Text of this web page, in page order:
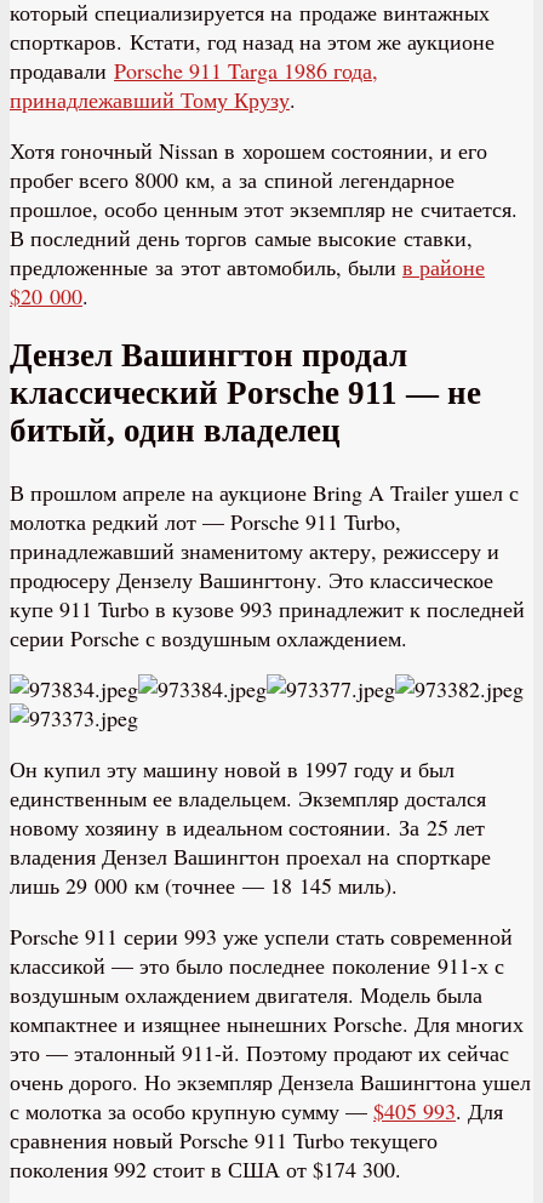
который специализируется на продаже винтажных
спорткаров. Кстати, год назад на этом же аукционе
продавали Porsche 911 Targa 1986 года,
принадлежавший Тому Крузу.
Хотя гоночный Nissan в хорошем состоянии, и его
пробег всего 8000 км, а за спиной легендарное
прошлое, особо ценным этот экземпляр не считается.
В последний день торгов самые высокие ставки,
предложенные за этот автомобиль, были в районе
$20 000.
Дензел Вашингтон продал
классический Porsche 911 — не
битый, один владелец
В прошлом апреле на аукционе Bring A Trailer ушел с
молотка редкий лот — Porsche 911 Turbo,
принадлежавший знаменитому актеру, режиссеру и
продюсеру Дензелу Вашингтону. Это классическое
купе 911 Turbo в кузове 993 принадлежит к последней
серии Porsche с воздушным охлаждением.
Он купил эту машину новой в 1997 году и был
единственным ее владельцем. Экземпляр достался
новому хозяину в идеальном состоянии. За 25 лет
владения Дензел Вашингтон проехал на спорткаре
лишь 29 000 км (точнее — 18 145 миль).
Porsche 911 серии 993 уже успели стать современной
классикой — это было последнее поколение 911-х с
воздушным охлаждением двигателя. Модель была
компактнее и изящнее нынешних Porsche. Для многих
это — эталонный 911-й. Поэтому продают их сейчас
очень дорого. Но экземпляр Дензела Вашингтона ушел
с молотка за особо крупную сумму — $405 993. Для
сравнения новый Porsche 911 Turbo текущего
поколения 992 стоит в США от $174 300.